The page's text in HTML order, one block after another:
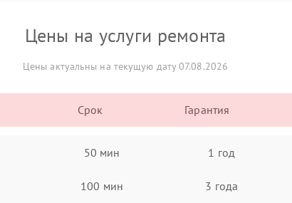
Цены на услуги ремонта
Цены актуальны на текущую дату 07.08.2026
Срок Гарантия
50 мин 1 год
100 мин 3 года